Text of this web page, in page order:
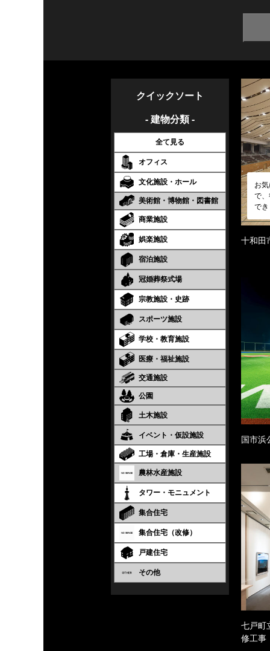
クイックソート
- 建物分類 -
全て見る
オフィス
文化施設・ホール
美術館・博物館・図書館
商業施設
娯楽施設
宿泊施設
冠婚葬祭式場
宗教施設・史跡
スポーツ施設
学校・教育施設
医療・福祉施設
交通施設
公園
土木施設
イベント・仮設施設
工場・倉庫・生産施設
農林水産施設
タワー・モニュメント
集合住宅
集合住宅（改修）
戸建住宅
その他
お
で
で
十和田
国市浜
七戸町
修工事